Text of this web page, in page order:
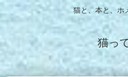
猫と、本と、ホ
猫っ